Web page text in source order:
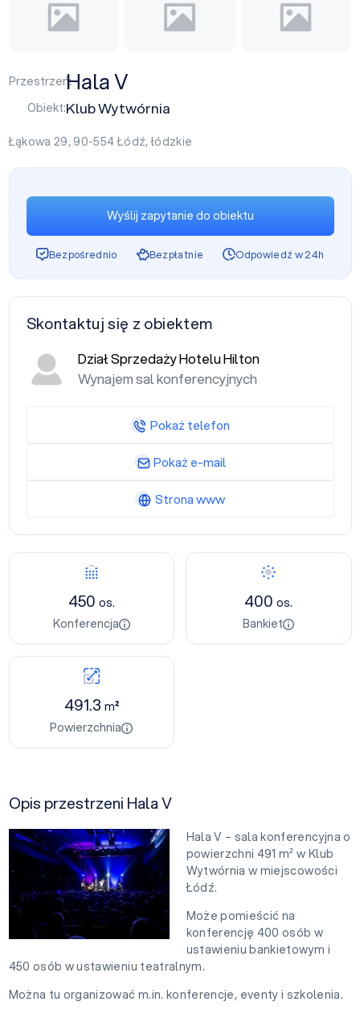
Przestrzeń:Hala V
Obiekt:Klub Wytwórnia
Łąkowa 29, 90-554Łódź,łódzkie
450 os.
Konferencja
400os.
Bankiet
491.3 m²
Powierzchnia
Opis przestrzeni Hala V
Hala V – sala konferencyjna o
powierzchni 491 m² w Klub
Wytwórnia w miejscowości
Łódź.
Może pomieścić na
konferencję 400 osób w
ustawieniu bankietowym i
450 osób w ustawieniu teatralnym.
Można tu organizować m.in. konferencje, eventy i szkolenia.
Wyślij zapytanie do obiektu
Bezpośrednio Bezpłatnie Odpowiedź w 24h
Skontaktuj się z obiektem
Dział Sprzedaży Hotelu Hilton
Wynajem sal konferencyjnych
Pokaż telefon
Pokaż e-mail
Strona www